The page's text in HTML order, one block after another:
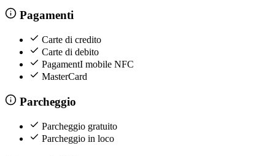
Pagamenti
Carte di credito
Carte di debito
PagamentI mobile NFC
MasterCard
Parcheggio
Parcheggio gratuito
Parcheggio in loco